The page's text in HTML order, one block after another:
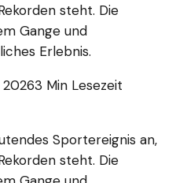
steht. Die
Gange und
Erlebnis.
20263 Min Lesezeit
Sportereignis an,
steht. Die